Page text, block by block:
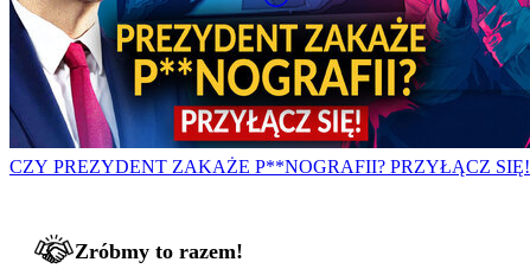
CZY PREZYDENT ZAKAŻE P**NOGRAFII? PRZYŁĄCZ SIĘ!
Zróbmy to razem!